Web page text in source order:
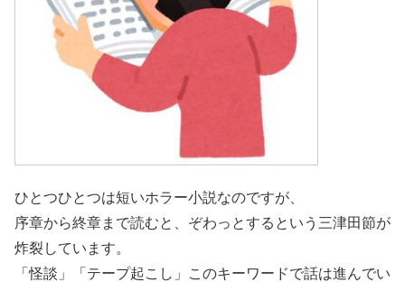
ひとつひとつは短いホラー小説なのですが、
序章から終章まで読むと、ぞわっとするという三津田節が
炸裂しています。
「怪談」「テープ起こし」このキーワードで話は進んでい